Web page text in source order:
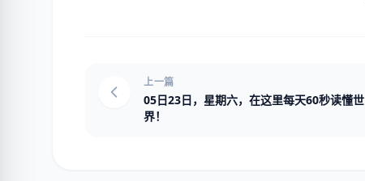
上一篇
05日23日，星期六，在这里每天60秒读懂世
界！